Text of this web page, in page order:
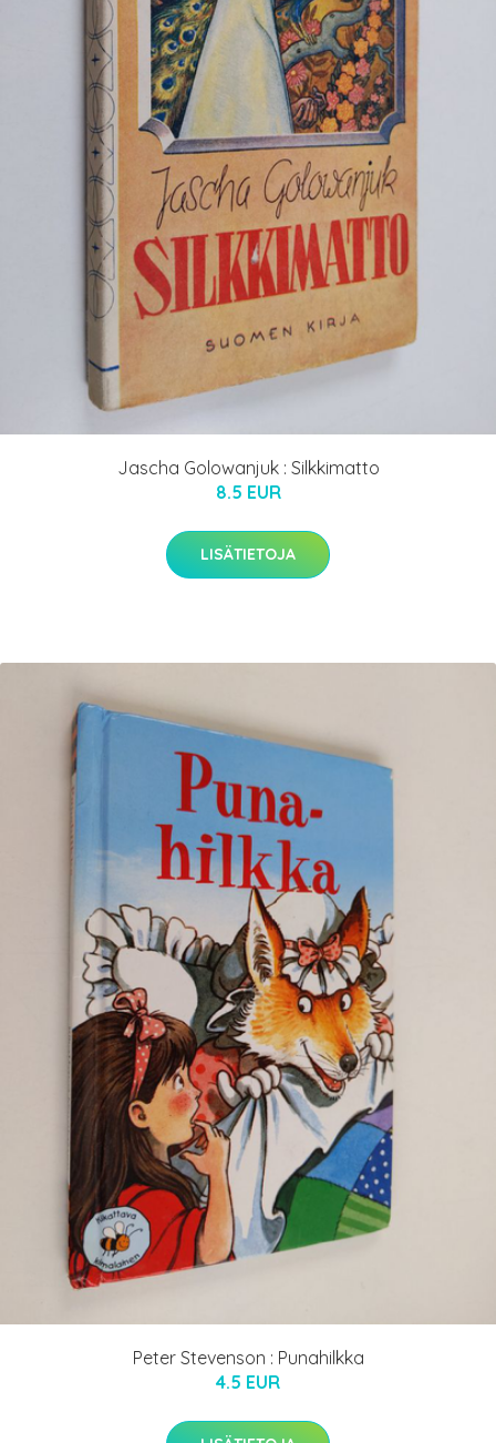
Jascha Golowanjuk : Silkkimatto
8.5 EUR
LISÄTIETOJA
Peter Stevenson : Punahilkka
4.5 EUR